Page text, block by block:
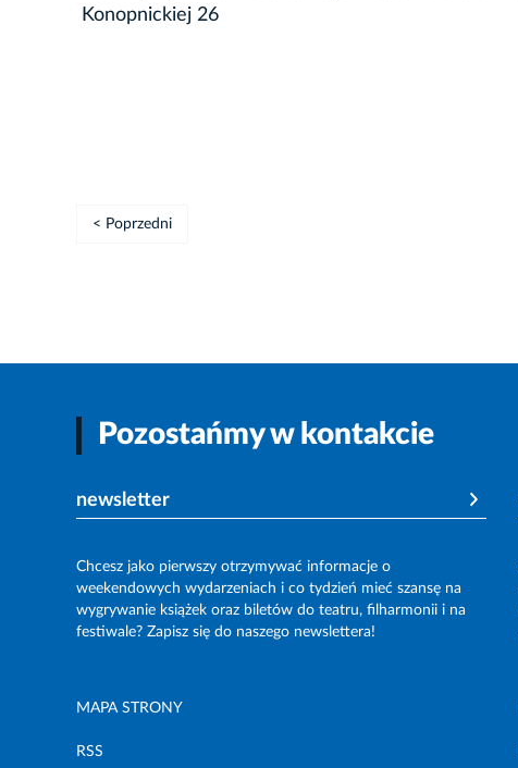
Konopnickiej 26
< Poprzedni
Pozostańmy w kontakcie
newsletter
Chcesz jako pierwszy otrzymywać informacje o
weekendowych wydarzeniach i co tydzień mieć szansę na
wygrywanie książek oraz biletów do teatru, filharmonii i na
festiwale? Zapisz się do naszego newslettera!
MAPA STRONY
RSS